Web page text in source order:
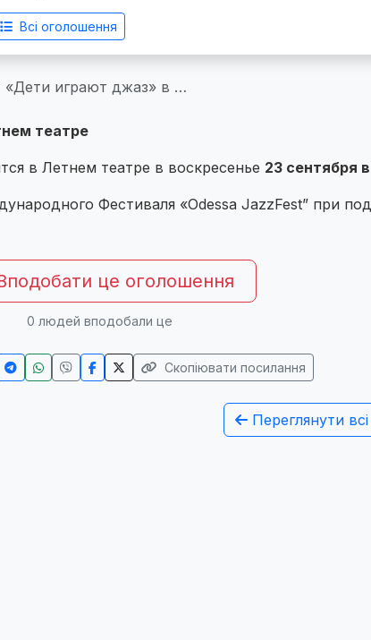
Всі оголошення
«Дети играют джаз» в …
театре
в Летнем театре в воскресенье 23 сентября
Фестиваля «Odessa JazzFest” при
це оголошення
0 людей вподобали це
Скопіювати посилання
Переглянути